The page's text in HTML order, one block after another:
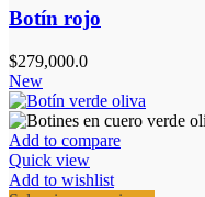
se
la
Botín rojo
$279,000.0
New
Add to compare
Quick view
Add to wishlist